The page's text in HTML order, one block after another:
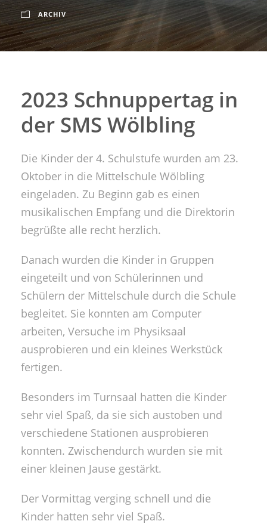
ARCHIV
2023 Schnuppertag in
der SMS Wölbling
Die Kinder der 4. Schulstufe wurden am 23.
Oktober in die Mittelschule Wölbling
eingeladen. Zu Beginn gab es einen
musikalischen Empfang und die Direktorin
begrüßte alle recht herzlich.
Danach wurden die Kinder in Gruppen
eingeteilt und von Schülerinnen und
Schülern der Mittelschule durch die Schule
begleitet. Sie konnten am Computer
arbeiten, Versuche im Physiksaal
ausprobieren und ein kleines Werkstück
fertigen.
Besonders im Turnsaal hatten die Kinder
sehr viel Spaß, da sie sich austoben und
verschiedene Stationen ausprobieren
konnten. Zwischendurch wurden sie mit
einer kleinen Jause gestärkt.
Der Vormittag verging schnell und die
Kinder hatten sehr viel Spaß.